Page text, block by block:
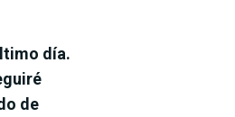
día.
de